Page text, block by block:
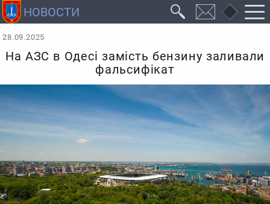
28.09.2025
На АЗС в Одесі замість бензину заливали
фальсифікат